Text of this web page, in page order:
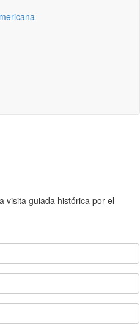
visita guiada histórica por el